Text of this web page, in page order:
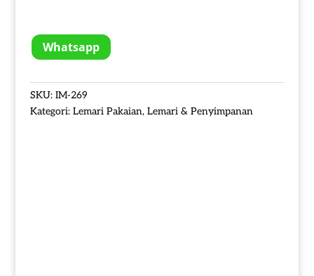
Whatsapp
SKU: IM-269
Kategori: Lemari Pakaian, Lemari & Penyimpanan